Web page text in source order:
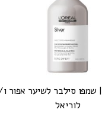
לוריאל